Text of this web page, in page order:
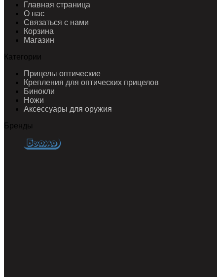
Главная страница
О нас
Связаться с нами
Корзина
Магазин
Категории
Прицелы оптические
Крепления для оптических прицелов
Бинокли
Ножи
Аксессуары для оружия
Бренды